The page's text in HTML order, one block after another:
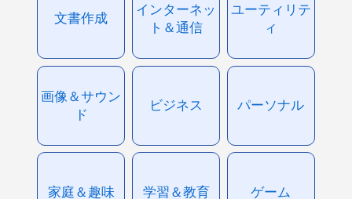
文書作成
インターネッ
ト＆通信
ユーティリテ
ィ
画像＆サウン
ド
ビジネス パーソナル
家庭＆趣味 学習＆教育 ゲーム